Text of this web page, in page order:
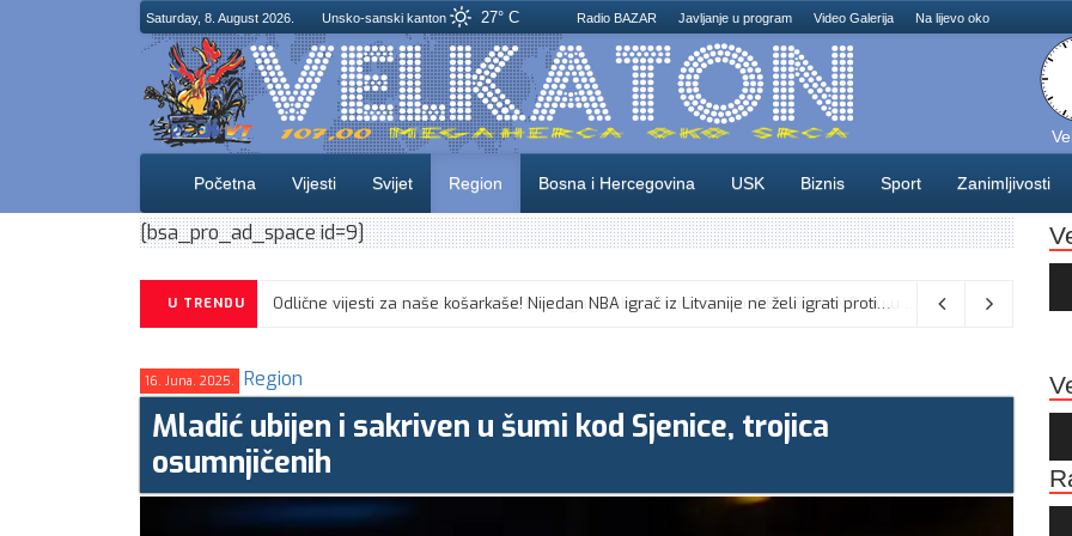
Saturday, 8. August 2026. Unsko-sanski kanton 27° C Radio BAZAR Javljanje u program Video Galerija Na lijevo oko
Početna Vijesti Svijet Region Bosna i Hercegovina USK Biznis Sport Zanimljivosti
[bsa_pro_ad_space id=9]
U TRENDU Odlične vijesti za naše košarkaše! Nijedan NBA igrač iz Litvanije ne želi igrati protiv BiH 08/08/2026
16. Juna. 2025. Region
Mladić ubijen i sakriven u šumi kod Sjenice, trojica
osumnjičenih